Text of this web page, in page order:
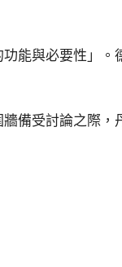
能與必要性」
備受討論之際